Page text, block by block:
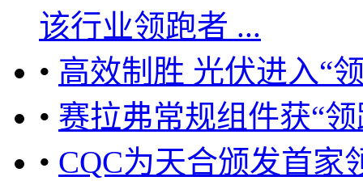
该行业领跑者 ...
• 高效制胜 光伏进入“
• 赛拉弗常规组件获“
• CQC为天合颁发首家